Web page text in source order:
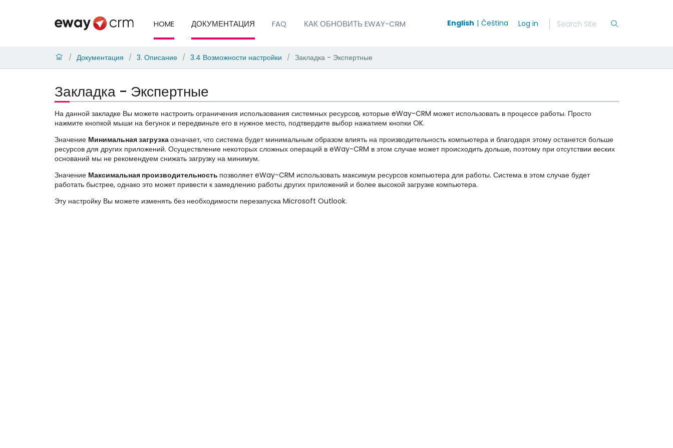
HOME ДОКУМЕНТАЦИЯ FAQ КАК ОБНОВИТЬ EWAY-CRM English Čeština Log in
/ Документация / 3. Описание / 3.4 Возможности настройки / Закладка - Экспертные
Закладка - Экспертные
На данной закладке Вы можете настроить ограничения использования системных ресурсов, которые eWay-CRM может использовать в процессе работы. Просто
нажмите кнопкой мыши на бегунок и передвиньте его в нужное место, подтвердите выбор нажатием кнопки OK.
Значение Минимальная загрузкаозначает, что система будет минимальным образом влиять на производительность компьютера и благодаря этому останется больше
ресурсов для других приложений. Осуществление некоторых сложных операций в eWay-CRM в этом случае может происходить дольше, поэтому при отсутствии веских
оснований мы не рекомендуем снижать загрузку на минимум.
Значение Максимальная производительность позволяет eWay-CRM использовать максимум ресурсов компьютера для работы. Система в этом случае будет
работать быстрее, однако это может привести к замедлению работы других приложений и более высокой загрузке компьютера.
Эту настройку Вы можете изменять без необходимости перезапуска Microsoft Outlook.